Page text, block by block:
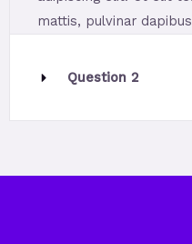
mattis, pulvinar
Question 2